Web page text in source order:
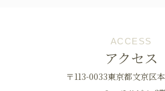
ACCESS
アクセス
〒113-0033東京都文京区